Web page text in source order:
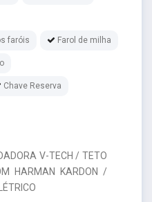
faróis Farol de milha
Chave Reserva
V-TECH / TETO
HARMAN KARDON /